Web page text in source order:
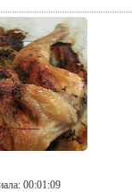
: 00:01:09